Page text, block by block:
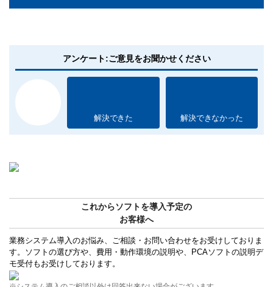
アンケート:ご意見をお聞かせください
解決できた 解決できなかった
これからソフトを導入予定の
お客様へ
業務システム導入のお悩み、ご相談・お問い合わせをお受けしておりま
す。ソフトの選び方や、費用・動作環境の説明や、PCAソフトの説明デ
モ受付もお受けしております。